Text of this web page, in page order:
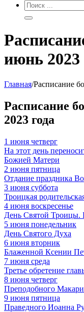
июнь 2023
Главная/Расписание
Расписание
2023 года
1 июня четверг
На этот день
Божией Матери
2 июня пятница
Отдание праздника
3 июня суббота
Троицкая
4 июня воскресенье
День Святой Троицы.
5 июня понедельник
День Святого Духа
6 июня вторник
Блаженной Ксении
7 июня среда
Третье обретение
8 июня четверг
Преподобного
9 июня пятница
Праведного Иоанна